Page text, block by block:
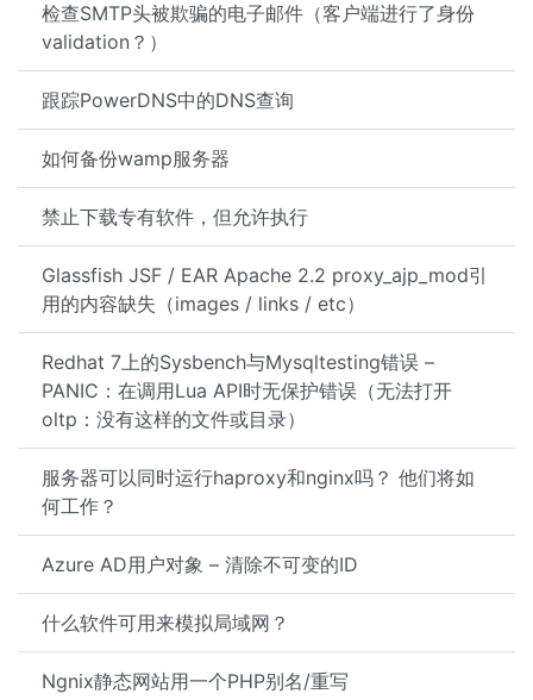
检查SMTP头被欺骗的电子邮件（客户端进行了身份
validation？）
跟踪PowerDNS中的DNS查询
如何备份wamp服务器
禁止下载专有软件，但允许执行
Glassfish JSF / EAR Apache 2.2 proxy_ajp_mod引
用的内容缺失（images / links / etc）
Redhat 7上的Sysbench与Mysqltesting错误 –
PANIC：在调用Lua API时无保护错误（无法打开
oltp：没有这样的文件或目录）
服务器可以同时运行haproxy和nginx吗？ 他们将如
何工作？
Azure AD用户对象 – 清除不可变的ID
什么软件可用来模拟局域网？
Ngnix静态网站用一个PHP别名/重写